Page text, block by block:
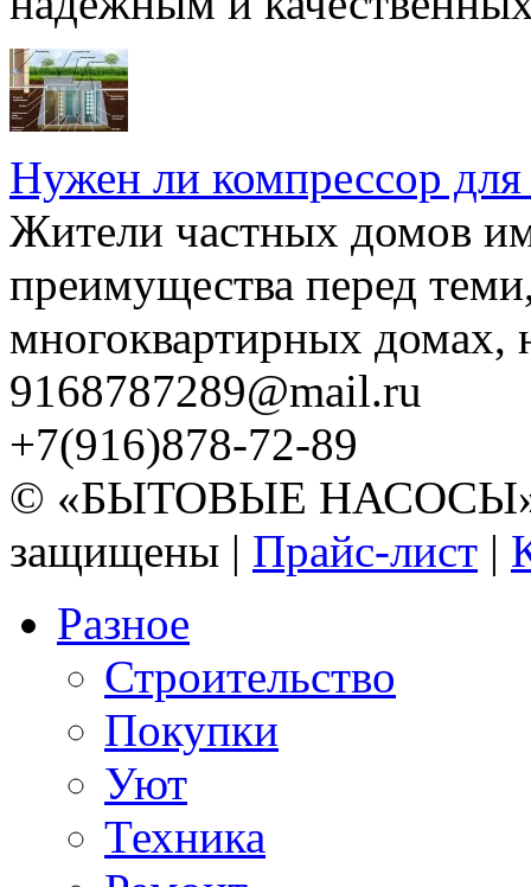
Нужен ли компрессор для
Жители частных домов
преимущества перед
многоквартирных домах,
9168787289@mail.ru
+7(916)878-72-89
© «БЫТОВЫЕ НАСОСЫ»
защищены | Прайс-лист |
Разное
Строительство
Покупки
Уют
Техника